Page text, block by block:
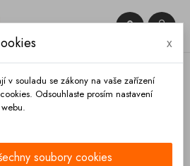


skládací sedačka spolujezdce šedý
x
v souladu se zákony na vaše zařízení
Odsouhlaste prosím nastavení
soubory cookies